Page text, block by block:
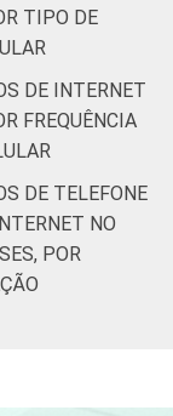
23
18
13
TIPO DE
DE INTERNET
FREQUÊNCIA
DE TELEFONE
NO
POR